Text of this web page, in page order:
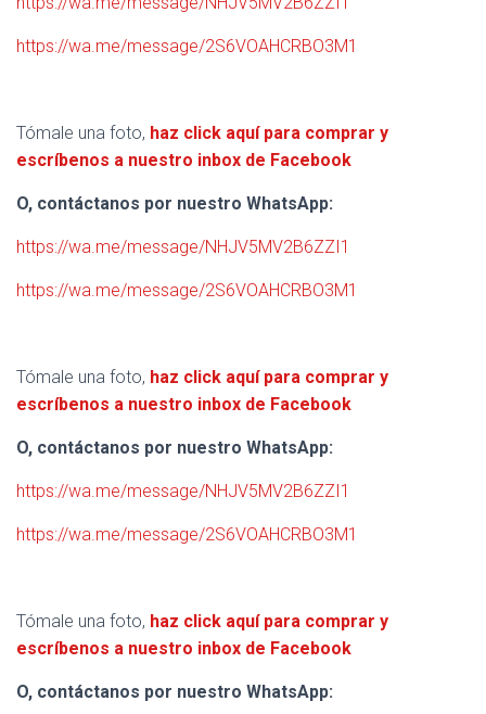
https://wa.me/message/2S6VOAHCRBO3M1
Tómale una foto, haz click aquí para comprar y
escríbenos a nuestro inbox de Facebook
O, contáctanos por nuestro WhatsApp:
https://wa.me/message/NHJV5MV2B6ZZI1
https://wa.me/message/2S6VOAHCRBO3M1
Tómale una foto, haz click aquí para comprar y
escríbenos a nuestro inbox de Facebook
O, contáctanos por nuestro WhatsApp:
https://wa.me/message/NHJV5MV2B6ZZI1
https://wa.me/message/2S6VOAHCRBO3M1
Tómale una foto, haz click aquí para comprar y
escríbenos a nuestro inbox de Facebook
O, contáctanos por nuestro WhatsApp: